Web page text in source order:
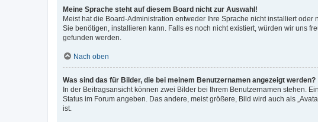
Meine Sprache steht auf diesem Board nicht zur Auswahl!
Meist hat die Board-Administration entweder Ihre Sprache nicht installiert
Sie benötigen, installieren kann. Falls es noch nicht existiert, würden wir uns
gefunden werden.
Nach oben
Was sind das für Bilder, die bei meinem Benutzernamen angezeigt werden?
In der Beitragsansicht können zwei Bilder bei Ihrem Benutzernamen stehen.
Status im Forum angeben. Das andere, meist größere, Bild wird auch als
ist.